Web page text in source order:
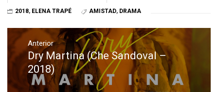
2018, ELENA TRAPÉ AMISTAD, DRAMA
Navegación
de
entradas
Anterior
Entrada
anterior:
Dry Martina (Che Sandoval –
2018)